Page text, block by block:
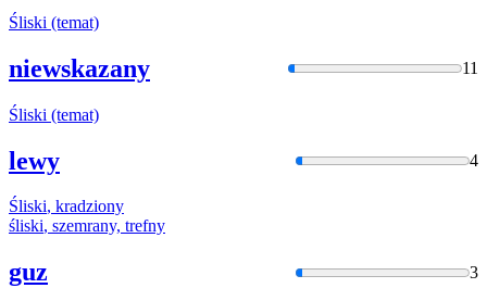
Śliski (temat)
niewskazany 11
Śliski (temat)
lewy 4
Śliski, kradziony
śliski, szemrany, trefny
guz 3